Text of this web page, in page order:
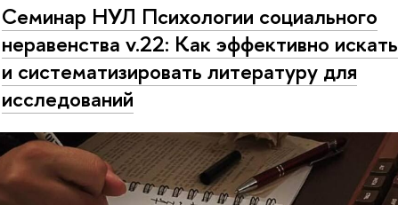
Cеминар НУЛ Психологии социального
неравенства v.22: Как эффективно искать
и систематизировать литературу для
исследований